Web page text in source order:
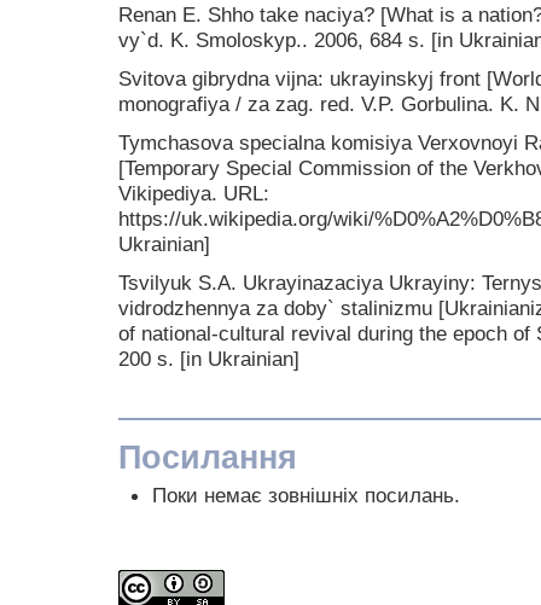
Renan E. Shho take naciya? [What is a
vy`d. K. Smoloskyp.. 2006, 684 s. [in
Svitova gibrydna vijna: ukrayinskyj front
monografiya / za zag. red. V.P. Gorbulina. K.
Tymchasova specialna komisiya Verxovnoyi
[Temporary Special Commission of the
Vikipediya. URL:
https://uk.wikipedia.org/wiki/
Ukrainian]
Tsvilyuk S.A. Ukrayinazaciya Ukrayiny:
vidrodzhennya za doby` stalinizmu
of national-cultural revival during the epoch
200 s. [in Ukrainian]
Посилання
Поки немає зовнішніх посилань.